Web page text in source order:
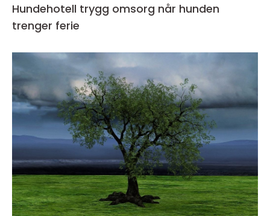
Hundehotell trygg omsorg når hunden
trenger ferie